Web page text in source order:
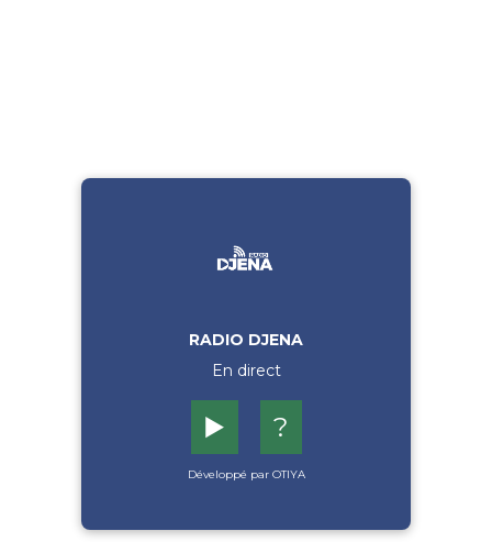
RADIO DJENA
En direct
▶️ ?
Développé par OTIYA